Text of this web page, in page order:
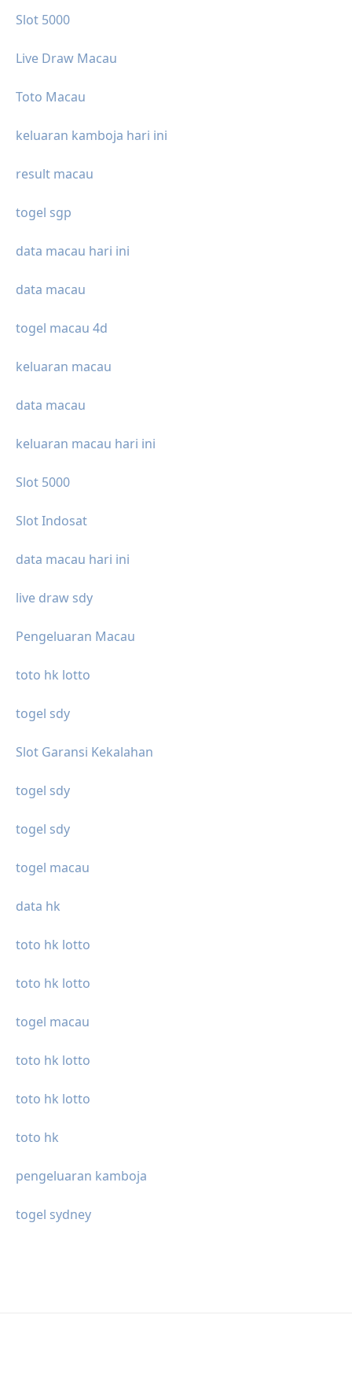
Slot 5000
Live Draw Macau
Toto Macau
keluaran kamboja hari ini
result macau
togel sgp
data macau hari ini
data macau
togel macau 4d
keluaran macau
data macau
keluaran macau hari ini
Slot 5000
Slot Indosat
data macau hari ini
live draw sdy
Pengeluaran Macau
toto hk lotto
togel sdy
Slot Garansi Kekalahan
togel sdy
togel sdy
togel macau
data hk
toto hk lotto
toto hk lotto
togel macau
toto hk lotto
toto hk lotto
toto hk
pengeluaran kamboja
togel sydney